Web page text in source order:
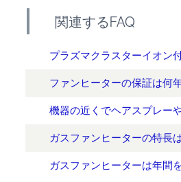
関連するFAQ
プラズマクラスターイオン
ファンヒーターの保証は何
機器の近くでヘアスプレー
ガスファンヒーターの特長
ガスファンヒーターは年間